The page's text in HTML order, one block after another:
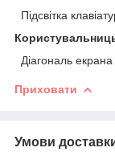
Підсвітка
Діагональ
Приховати
Умови